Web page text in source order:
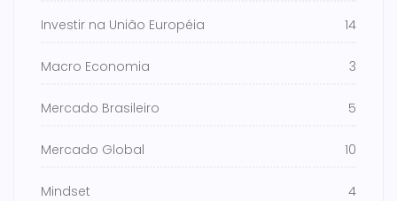
Investir na União Européia 14
Macro Economia 3
Mercado Brasileiro 5
Mercado Global 10
Mindset 4